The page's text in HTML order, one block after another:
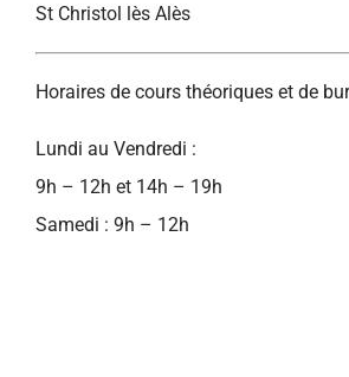
St Christol lès Alès
Horaires de cours théoriques et de
Lundi au Vendredi :
9h – 12h et 14h – 19h
Samedi : 9h – 12h